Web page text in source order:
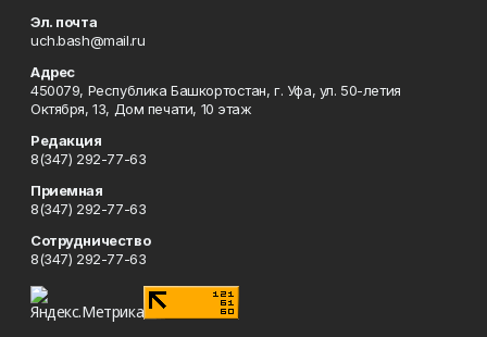
Эл. почта
uch.bash@mail.ru
Адрес
450079, Республика Башкортостан, г. Уфа, ул. 50-летия
Октября, 13, Дом печати, 10 этаж
Редакция
8(347) 292-77-63
Приемная
8(347) 292-77-63
Сотрудничество
8(347) 292-77-63